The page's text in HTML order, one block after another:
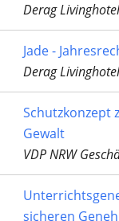
Derag
Jade -
Derag
Schutzkonzept
Gewalt
VDP NRW
sicheren